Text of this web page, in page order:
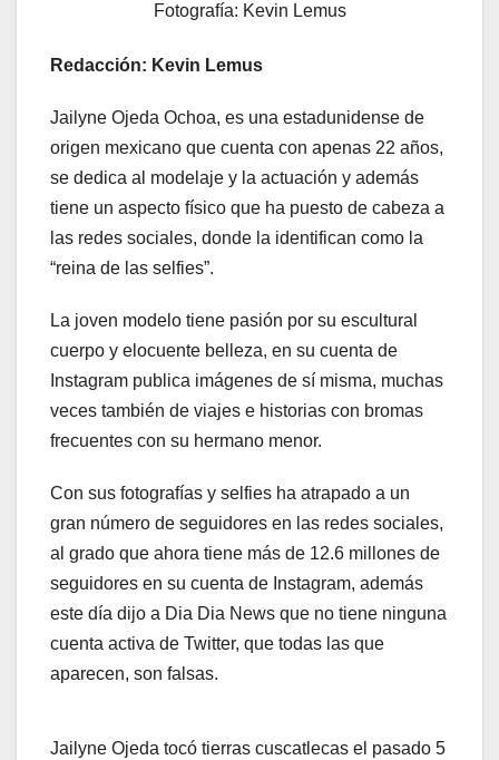
Fotografía: Kevin Lemus
Redacción: Kevin Lemus
Jailyne Ojeda Ochoa, es una estadunidense de
origen mexicano que cuenta con apenas 22 años,
se dedica al modelaje y la actuación y además
tiene un aspecto físico que ha puesto de cabeza a
las redes sociales, donde la identifican como la
“reina de las selfies”.
La joven modelo tiene pasión por su escultural
cuerpo y elocuente belleza, en su cuenta de
Instagram publica imágenes de sí misma, muchas
veces también de viajes e historias con bromas
frecuentes con su hermano menor.
Con sus fotografías y selfies ha atrapado a un
gran número de seguidores en las redes sociales,
al grado que ahora tiene más de 12.6 millones de
seguidores en su cuenta de Instagram, además
este día dijo a Dia Dia News que no tiene ninguna
cuenta activa de Twitter, que todas las que
aparecen, son falsas.
Jailyne Ojeda tocó tierras cuscatlecas el pasado 5